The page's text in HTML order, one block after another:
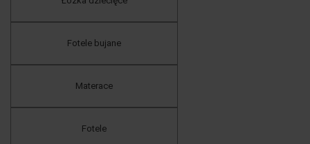
Fotele bujane
Materace
Fotele